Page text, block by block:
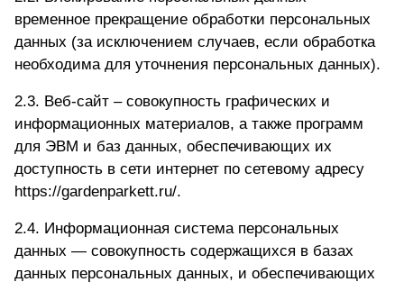
временное прекращение обработки персональных
данных (за исключением случаев, если обработка
необходима для уточнения персональных данных).
2.3. Веб-сайт – совокупность графических и
информационных материалов, а также программ
для ЭВМ и баз данных, обеспечивающих их
доступность в сети интернет по сетевому адресу
https://gardenparkett.ru/.
2.4. Информационная система персональных
данных — совокупность содержащихся в базах
данных персональных данных, и обеспечивающих